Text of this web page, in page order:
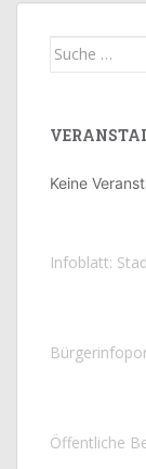
Suche
Keine
Infoblatt:
Öffentliche